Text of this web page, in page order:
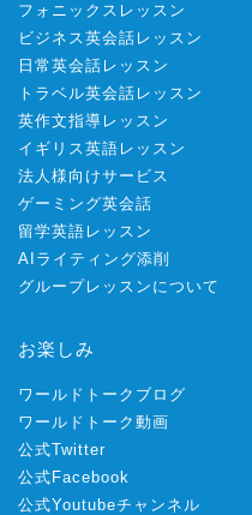
フォニックスレッスン
ビジネス英会話レッスン
日常英会話レッスン
トラベル英会話レッスン
英作文指導レッスン
イギリス英語レッスン
法人様向けサービス
ゲーミング英会話
留学英語レッスン
AIライティング添削
グループレッスンについて
お楽しみ
ワールドトークブログ
ワールドトーク動画
公式Twitter
公式Facebook
公式Youtubeチャンネル